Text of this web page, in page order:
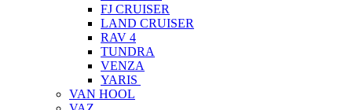
FJ CRUISER
LAND CRUISER
RAV 4
TUNDRA
VENZA
YARIS
VAN HOOL